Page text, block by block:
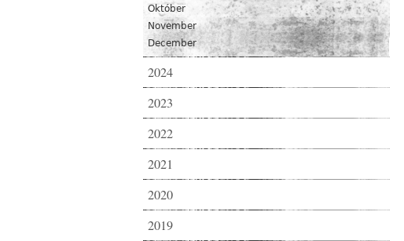
Október
November
December
2024
2023
2022
2021
2020
2019